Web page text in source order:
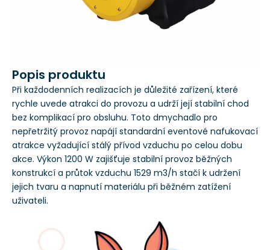
Popis produktu
Při každodenních realizacích je důležité zařízení, které
rychle uvede atrakci do provozu a udrží její stabilní chod
bez komplikací pro obsluhu. Toto dmychadlo pro
nepřetržitý provoz napájí standardní eventové nafukovací
atrakce vyžadující stálý přívod vzduchu po celou dobu
akce. Výkon 1200 W zajišťuje stabilní provoz běžných
konstrukcí a průtok vzduchu 1529 m3/h stačí k udržení
jejich tvaru a napnutí materiálu při běžném zatížení
uživateli.